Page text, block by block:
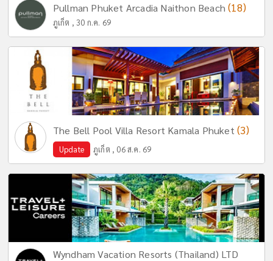
Pullman Phuket Arcadia Naithon Beach(18)
ภูเก็ต , 30 ก.ค. 69
The Bell Pool Villa Resort Kamala Phuket (3)
Update ภูเก็ต , 06 ส.ค. 69
Wyndham Vacation Resorts (Thailand) LTD